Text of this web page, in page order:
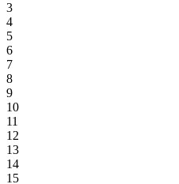
3
4
5
6
7
8
9
10
11
12
13
14
15